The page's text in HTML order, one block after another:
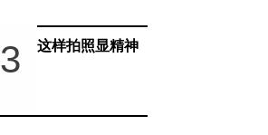
3 这样拍照显精神